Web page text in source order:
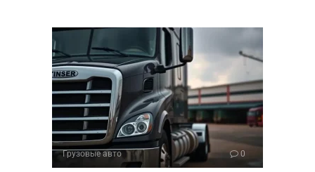
Грузовые авто 0